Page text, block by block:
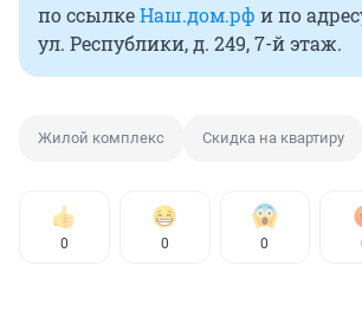
по ссылкеНаш.дом.рф и по
ул. Республики, д. 249, 7-й этаж.
Жилой комплекс Скидка на квартиру
0 0 0